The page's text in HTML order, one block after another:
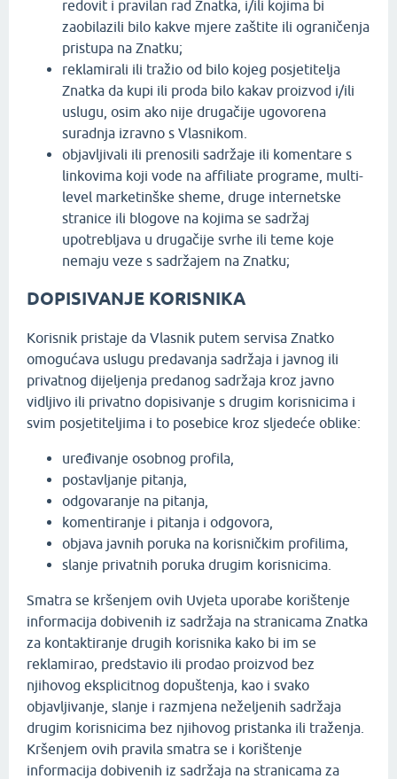
redovit i pravilan rad Znatka, i/ili kojima bi
zaobilazili bilo kakve mjere zaštite ili ograničenja
pristupa na Znatku;
reklamirali ili tražio od bilo kojeg posjetitelja
Znatka da kupi ili proda bilo kakav proizvod i/ili
uslugu, osim ako nije drugačije ugovorena
suradnja izravno s Vlasnikom.
objavljivali ili prenosili sadržaje ili komentare s
linkovima koji vode na affiliate programe, multi-
level marketinške sheme, druge internetske
stranice ili blogove na kojima se sadržaj
upotrebljava u drugačije svrhe ili teme koje
nemaju veze s sadržajem na Znatku;
DOPISIVANJE KORISNIKA
Korisnik pristaje da Vlasnik putem servisa Znatko
omogućava uslugu predavanja sadržaja i javnog ili
privatnog dijeljenja predanog sadržaja kroz javno
vidljivo ili privatno dopisivanje s drugim korisnicima i
svim posjetiteljima i to posebice kroz sljedeće oblike:
uređivanje osobnog profila,
postavljanje pitanja,
odgovaranje na pitanja,
komentiranje i pitanja i odgovora,
objava javnih poruka na korisničkim profilima,
slanje privatnih poruka drugim korisnicima.
Smatra se kršenjem ovih Uvjeta uporabe korištenje
informacija dobivenih iz sadržaja na stranicama Znatka
za kontaktiranje drugih korisnika kako bi im se
reklamirao, predstavio ili prodao proizvod bez
njihovog eksplicitnog dopuštenja, kao i svako
objavljivanje, slanje i razmjena neželjenih sadržaja
drugim korisnicima bez njihovog pristanka ili traženja.
Kršenjem ovih pravila smatra se i korištenje
informacija dobivenih iz sadržaja na stranicama za